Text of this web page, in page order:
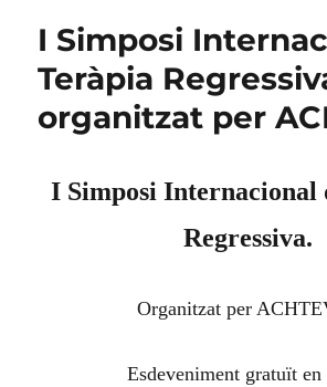
I Simposi
Teràpia
organitzat per
I Simposi Internacional
Regressiva.
Organitzat per
Esdeveniment gratuït